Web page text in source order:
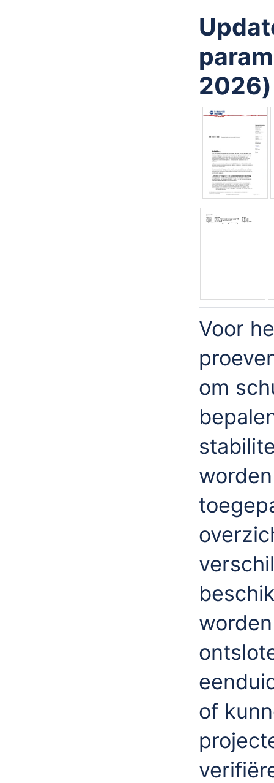
2026)
Voor
om
of